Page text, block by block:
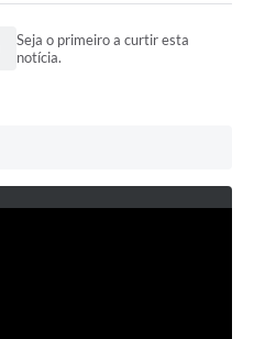
Seja o primeiro a curtir esta
notícia.